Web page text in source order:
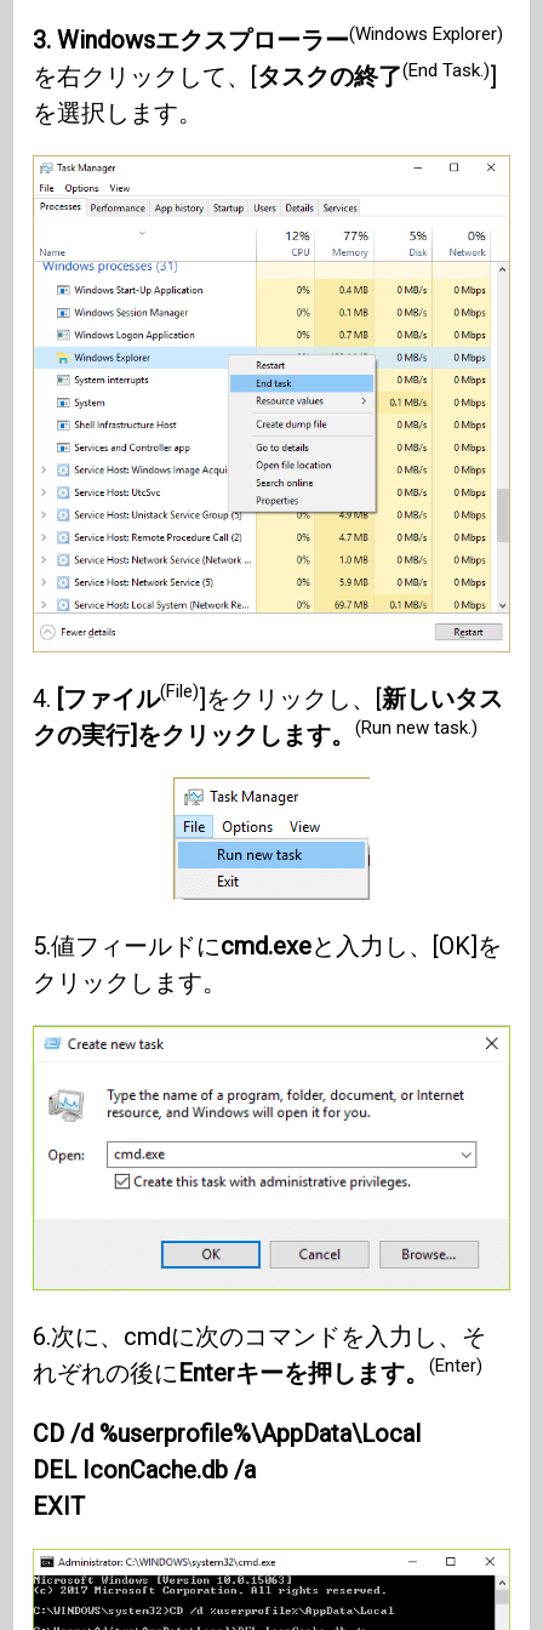
3. Windowsエクスプローラー(Windows Explorer)
を右クリックして、[タスクの終了(End Task.)]
を選択します。
4. [ファイル(File)]をクリックし、[新しいタス
クの実行]をクリックします。(Run new task.)
5.値フィールドにcmd.exeと入力し、[OK]を
クリックします。
6.次に、cmdに次のコマンドを入力し、そ
れぞれの後にEnterキーを押します。(Enter)
CD /d %userprofile%\AppData\Local
DEL IconCache.db /a
EXIT